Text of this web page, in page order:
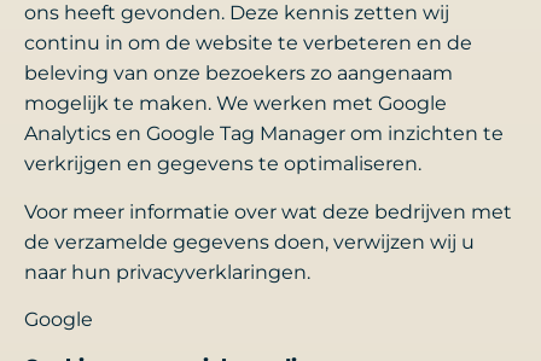
ons heeft gevonden. Deze kennis zetten wij
continu in om de website te verbeteren en de
beleving van onze bezoekers zo aangenaam
mogelijk te maken. We werken met Google
Analytics en Google Tag Manager om inzichten te
verkrijgen en gegevens te optimaliseren.
Voor meer informatie over wat deze bedrijven met
de verzamelde gegevens doen, verwijzen wij u
naar hun privacyverklaringen.
Google